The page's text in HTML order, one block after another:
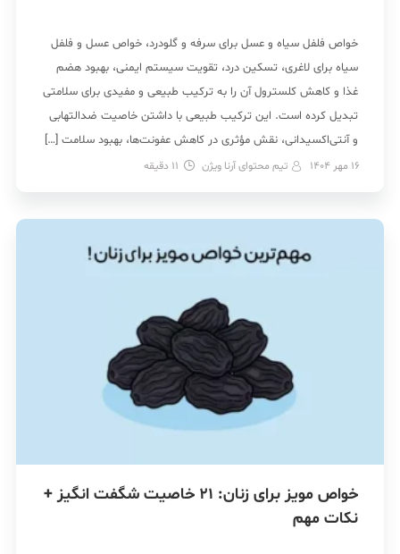
خواص فلفل سیاه و عسل برای سرفه و گلودرد، خواص عسل و فلفل
سیاه برای لاغری، تسکین درد، تقویت سیستم ایمنی، بهبود هضم
غذا و کاهش کلسترول آن را به ترکیب طبیعی و مفیدی برای سلامتی
تبدیل کرده است. این ترکیب طبیعی با داشتن خاصیت ضدالتهابی
و آنتی‌اکسیدانی، نقش مؤثری در کاهش عفونت‌ها، بهبود سلامت […]
16 مهر 1404 تیم محتوای آرنا ویژن 11 دقیقه
خواص مویز برای زنان: 21 خاصیت شگفت انگیز +
نکات مهم